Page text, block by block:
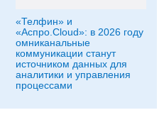
«Телфин» и
«Аспро.Cloud»: в 2026 году
омниканальные
коммуникации станут
источником данных для
аналитики и управления
процессами